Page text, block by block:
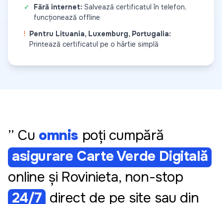
✓
Fără internet: Salvează certificatul în telefon,
funcționează offline
! Pentru Lituania, Luxemburg, Portugalia:
Printează certificatul pe o hârtie simplă
” Cu omnis poți cumpără
asigurare Carte Verde Digitală
online și Rovinieta, non-stop
24/7 direct de pe site sau din